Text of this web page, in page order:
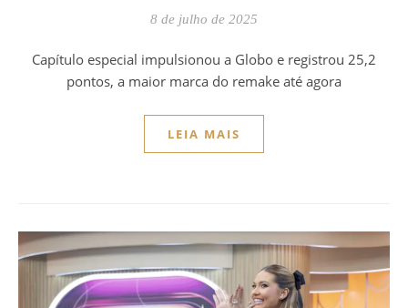
8 de julho de 2025
Capítulo especial impulsionou a Globo e registrou 25,2
pontos, a maior marca do remake até agora
LEIA MAIS